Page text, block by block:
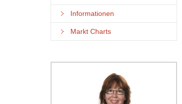
Informationen
Markt Charts